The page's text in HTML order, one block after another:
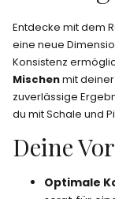
Entdecke mit dem
eine neue
Konsistenz
Mischenmit
zuverlässige
du mit Schale und
Deine
Optimale